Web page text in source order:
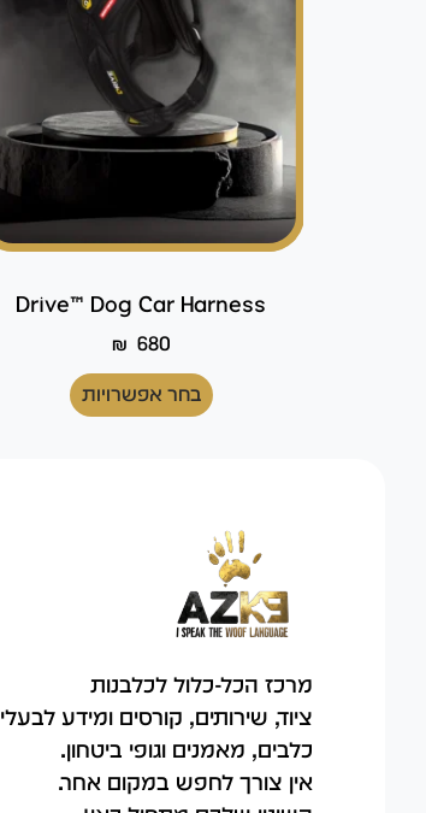
Drive™ Dog Car Harness
₪ 680
בחר אפשרויות
מרכז הכל-כלול לכלבנות
ציוד, שירותים, קורסים ומידע לבעלי
כלבים, מאמנים וגופי ביטחון.
אין צורך לחפש במקום אחר.